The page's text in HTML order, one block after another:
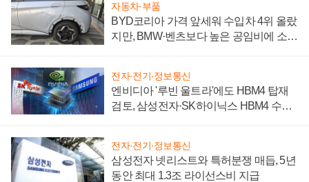
자동차·부품
BYD코리아 가격 앞세워 수입차 4위 올랐
지만, BMW·벤츠보다 높은 공임비에 소비
전자·전기·정보통신
엔비디아 '루빈 울트라'에도 HBM4 탑재
검토, 삼성전자·SK하이닉스 HBM4 수율
전자·전기·정보통신
삼성전자 넷리스트와 특허분쟁 매듭, 5년
동안 최대 1.3조 라이선스비 지급